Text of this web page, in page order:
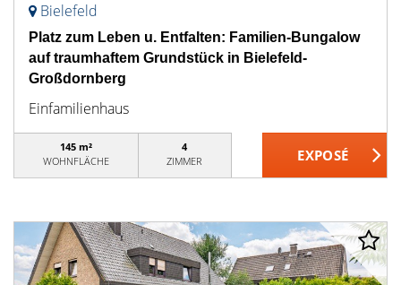
Bielefeld
Platz zum Leben u. Entfalten: Familien-Bungalow
auf traumhaftem Grundstück in Bielefeld-
Großdornberg
Einfamilienhaus
145 m²
WOHNFLÄCHE
4
ZIMMER